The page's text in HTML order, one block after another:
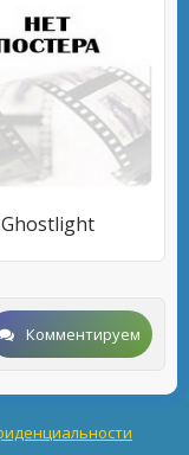
Ghostlight
Комментируем